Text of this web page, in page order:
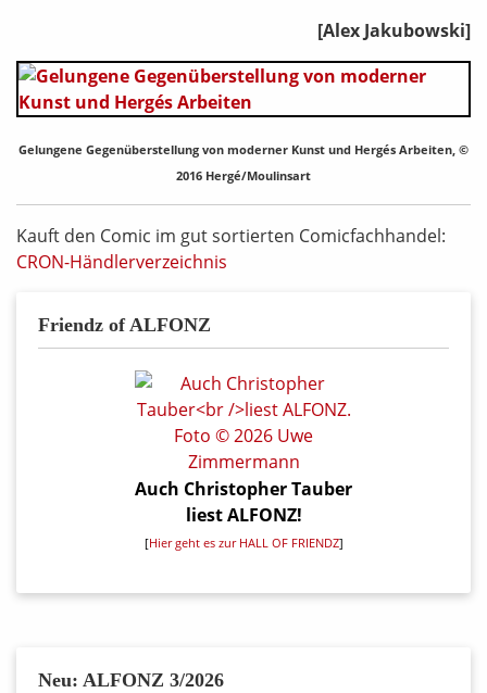
[Alex Jakubowski]
Gelungene Gegenüberstellung von moderner Kunst und Hergés Arbeiten, ©
2016 Hergé/Moulinsart
Kauft den Comic im gut sortierten Comicfachhandel:
CRON-Händlerverzeichnis
Friendz of ALFONZ
Auch Christopher Tauber
liest ALFONZ!
[Hier geht es zur HALL OF FRIENDZ]
Neu: ALFONZ 3/2026